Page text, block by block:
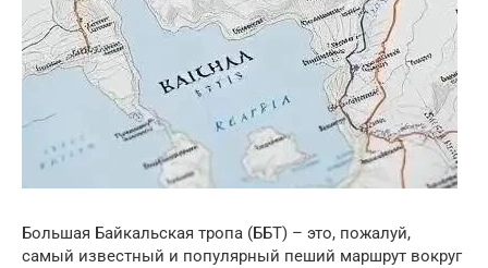
Большая Байкальская тропа (ББТ) – это, пожалуй,
самый известный и популярный пеший маршрут вокруг